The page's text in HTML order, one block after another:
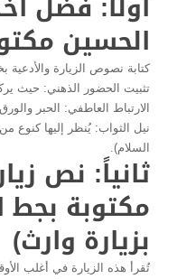
الحسين
كتابة نصوص الزيارة
تثبيت الحضور الذهني: حيث
الارتباط العاطفي: الحبر
نيل الثواب: يُنظر إليها كنوع
السلام).
ثانياً: نص
مكتوبة بجط
بزيارة وارث)
تُقرأ هذه الزيارة في أغلب